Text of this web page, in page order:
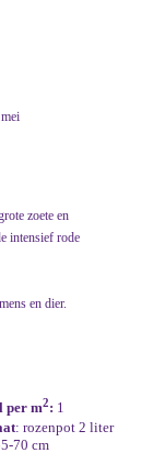
mei
zoete en
intensief rode
en dier.
per m2: 1
: rozenpot 2 liter
70 cm